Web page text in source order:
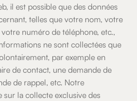
il est possible que des données
telles que votre nom, votre
numéro de téléphone, etc.,
ne sont collectées que
par exemple en
de contact, une demande de
de rappel, etc. Notre
sur la collecte exclusive des